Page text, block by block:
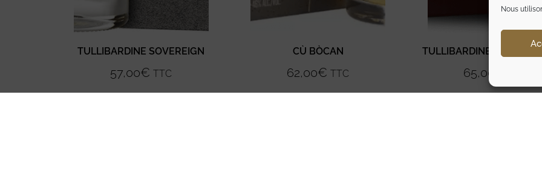
Nous
TULLIBARDINE SOVEREIGN
57,00€ TTC
CÙ BÒCAN
62,00€ TTC
TULLIBARDINE 228
65,00